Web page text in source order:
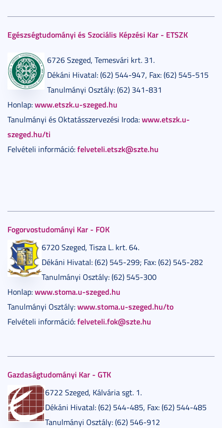
Egészségtudományi és Szociális Képzési Kar - ETSZK
6726 Szeged, Temesvári krt. 31.
Dékáni Hivatal: (62) 544-947, Fax: (62) 545-515
Tanulmányi Osztály: (62) 341-831
Honlap:www.etszk.u-szeged.hu
Tanulmányi és Oktatásszervezési Iroda:www.etszk.u-
szeged.hu/ti
Felvételi információ:felveteli.etszk@szte.hu
Fogorvostudományi Kar - FOK
6720 Szeged, Tisza L. krt. 64.
Dékáni Hivatal: (62) 545-299; Fax: (62) 545-282
Tanulmányi Osztály: (62) 545-300
Honlap:www.stoma.u-szeged.hu
Tanulmányi Osztály:www.stoma.u-szeged.hu/to
Felvételi információ:felveteli.fok@szte.hu
Gazdaságtudományi Kar - GTK
6722 Szeged, Kálvária sgt. 1.
Dékáni Hivatal: (62) 544-485, Fax: (62) 544-485
Tanulmányi Osztály: (62) 546-912